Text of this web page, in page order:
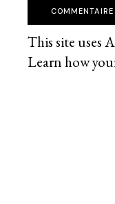
COMMENTAIRE
This site uses
Learn how